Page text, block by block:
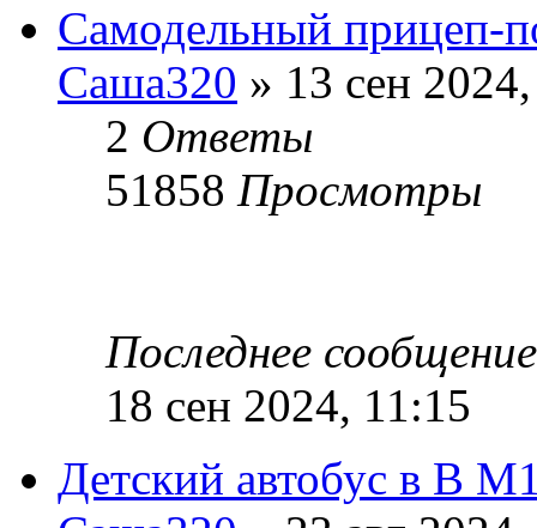
Самодельный прицеп-
Саша320 » 13 сен
2 Ответы
51858 Просмотры
Последнее
18 сен 2024, 11:15
Детский автобус в В